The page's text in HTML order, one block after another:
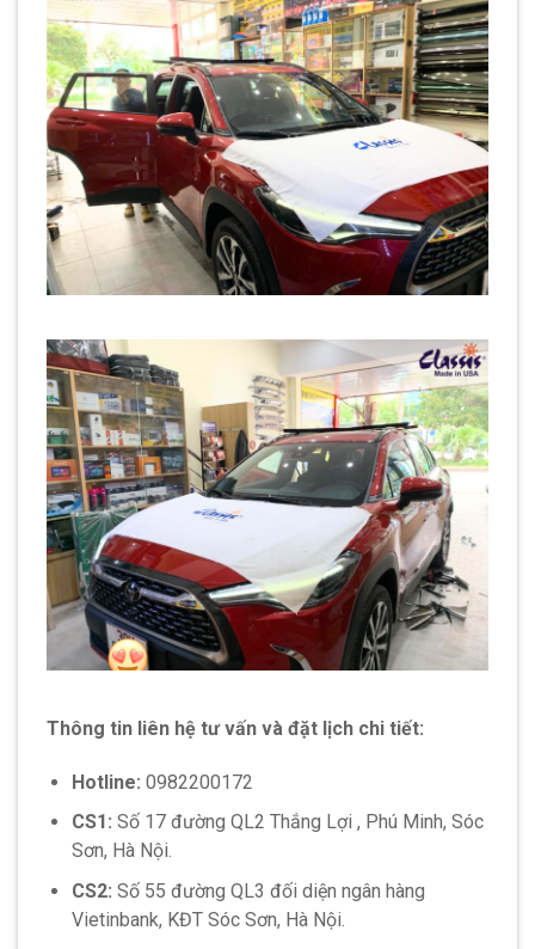
Thông tin liên hệ tư vấn và đặt lịch chi tiết:
Hotline: 0982200172
CS1: Số 17 đường QL2 Thắng Lợi , Phú Minh, Sóc
Sơn, Hà Nội.
CS2: Số 55 đường QL3 đối diện ngân hàng
Vietinbank, KĐT Sóc Sơn, Hà Nội.